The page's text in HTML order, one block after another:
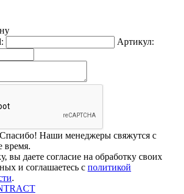
Артикул:
Спасибо! Наши менеджеры свяжутся с
время.
вы даете согласие на обработку своих
и соглашаетесь с политикой
.